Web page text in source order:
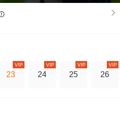
23
VIP
24
VIP
25
VIP
26
VIP